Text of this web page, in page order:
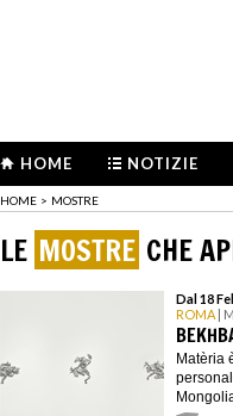
HOME NOTIZIE
HOME > MOSTRE
LE MOSTRE CHE
Dal 18
ROMA |
Matèria